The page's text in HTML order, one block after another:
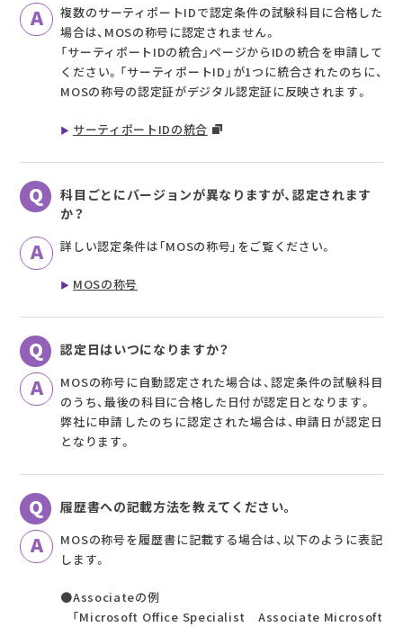
複数のサーティポートIDで認定条件の試験科目に合格した
場合は、MOSの称号に認定されません。
「サーティポートIDの統合」ページからIDの統合を申請して
ください。「サーティポートID」が1つに統合されたのちに、
MOSの称号の認定証がデジタル認定証に反映されます。
サーティポートIDの統合
科目ごとにバージョンが異なりますが、認定されます
か？
詳しい認定条件は｢MOSの称号｣をご覧ください。
MOSの称号
認定日はいつになりますか？
MOSの称号に自動認定された場合は、認定条件の試験科目
のうち、最後の科目に合格した日付が認定日となります。
弊社に申請したのちに認定された場合は、申請日が認定日
となります。
履歴書への記載方法を教えてください。
MOSの称号を履歴書に記載する場合は、以下のように表記
します。
●Associateの例
「Microsoft Office Specialist Associate Microsoft